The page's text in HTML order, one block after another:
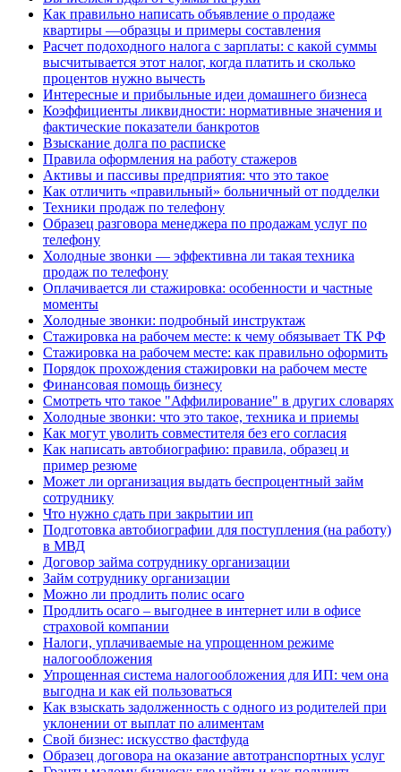
Как правильно написать объявление о продаже
квартиры —образцы и примеры составления
Расчет подоходного налога с зарплаты: с какой суммы
высчитывается этот налог, когда платить и сколько
процентов нужно вычесть
Интересные и прибыльные идеи домашнего бизнеса
Коэффициенты ликвидности: нормативные значения и
фактические показатели банкротов
Взыскание долга по расписке
Правила оформления на работу стажеров
Активы и пассивы предприятия: что это такое
Как отличить «правильный» больничный от подделки
Техники продаж по телефону
Образец разговора менеджера по продажам услуг по
телефону
Холодные звонки — эффективна ли такая техника
продаж по телефону
Оплачивается ли стажировка: особенности и частные
моменты
Холодные звонки: подробный инструктаж
Стажировка на рабочем месте: к чему обязывает ТК РФ
Стажировка на рабочем месте: как правильно оформить
Порядок прохождения стажировки на рабочем месте
Финансовая помощь бизнесу
Смотреть что такое "Аффилирование" в других словарях
Холодные звонки: что это такое, техника и приемы
Как могут уволить совместителя без его согласия
Как написать автобиографию: правила, образец и
пример резюме
Может ли организация выдать беспроцентный займ
сотруднику
Что нужно сдать при закрытии ип
Подготовка автобиографии для поступления (на работу)
в МВД
Договор займа сотруднику организации
Займ сотруднику организации
Можно ли продлить полис осаго
Продлить осаго – выгоднее в интернет или в офисе
страховой компании
Налоги, уплачиваемые на упрощенном режиме
налогообложения
Упрощенная система налогообложения для ИП: чем она
выгодна и как ей пользоваться
Как взыскать задолженность с одного из родителей при
уклонении от выплат по алиментам
Свой бизнес: искусство фастфуда
Образец договора на оказание автотранспортных услуг